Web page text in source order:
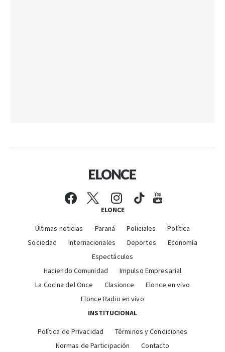
ELONCE
Últimas noticias Paraná Policiales
Política
Sociedad
Internacionales Deportes
Economía
Espectáculos
Haciendo Comunidad
Impulso Empresarial
La Cocina del Once
Clasionce
Elonce en vivo
Elonce Radio en vivo
INSTITUCIONAL
Política de Privacidad
Términos y Condiciones
Normas de Participación
Contacto